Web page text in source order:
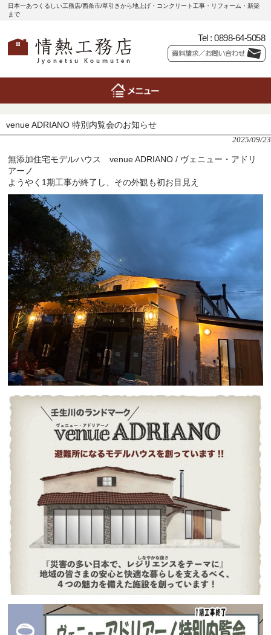
日本一あつくるしい工務店/西条市/草引きから地上げ・コンクリート工事・リフォーム・新築
まで
Tel : 0898-64-5058
venue ADRIANO 特別内覧会のお知らせ
2025/09/23
無添加住宅モデルハウス venue ADRIANO / ヴェニュー・アドリ
アーノ
ようやく1期工事が終了し、その外観も初お目見え